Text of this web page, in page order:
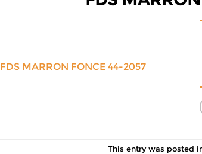
FDS MARRON FONCE 44-2057
This entry was posted